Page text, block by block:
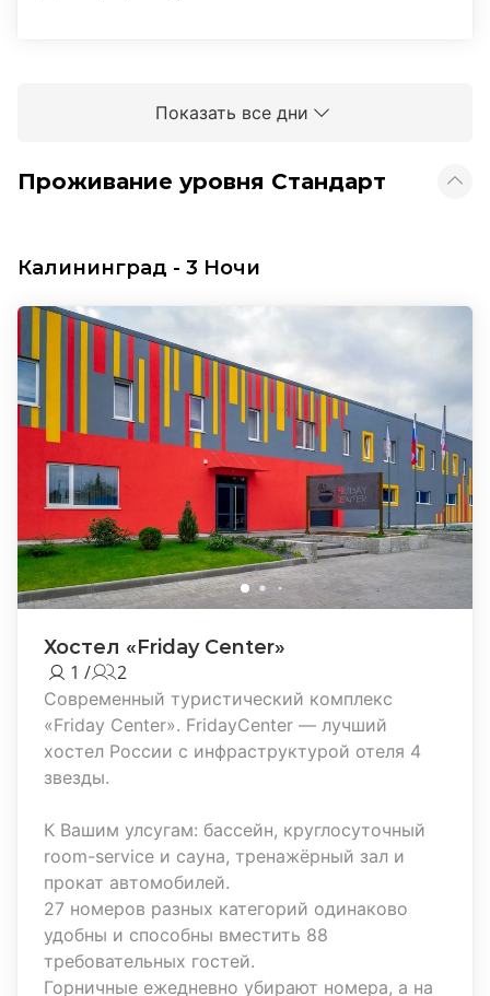
Показать все дни
Проживание уровня Стандарт
Калининград - 3 Ночи
Хостел «Friday Center»
1 /
2
Современный туристический комплекс
«Friday Center». FridayCenter — лучший
хостел России с инфраструктурой отеля 4
звезды.
К Вашим улсугам: бассейн, круглосуточный
room-service и сауна, тренажёрный зал и
прокат автомобилей.
27 номеров разных категорий одинаково
удобны и способны вместить 88
требовательных гостей.
Горничные ежедневно убирают номера, а на